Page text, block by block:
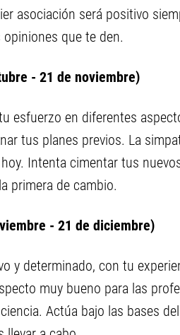
asociación será positivo
que te den.
- 21 de noviembre)
esfuerzo en diferentes
tus planes previos. La
Intenta cimentar tus
primera de cambio.
- 21 de diciembre)
y determinado, con tu
muy bueno para las
Actúa bajo las bases